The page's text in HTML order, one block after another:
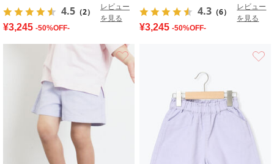
4.5 （2）
レビュー
を見る
¥3,245 -50%OFF-
4.3 （6）
レビュー
を見る
¥3,245 -50%OFF-